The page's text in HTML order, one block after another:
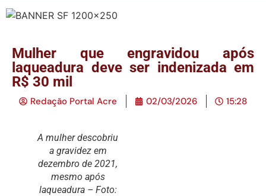
Mulher que engravidou após
laqueadura deve ser indenizada em
R$ 30 mil
Redação Portal Acre 02/03/2026 15:28
A mulher descobriu
a gravidez em
dezembro de 2021,
mesmo após
laqueadura – Foto: